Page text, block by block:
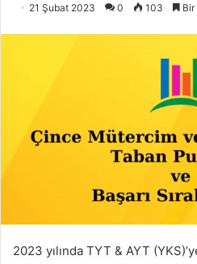
21 Şubat 2023 0 103
2023 yılında TYT & AYT